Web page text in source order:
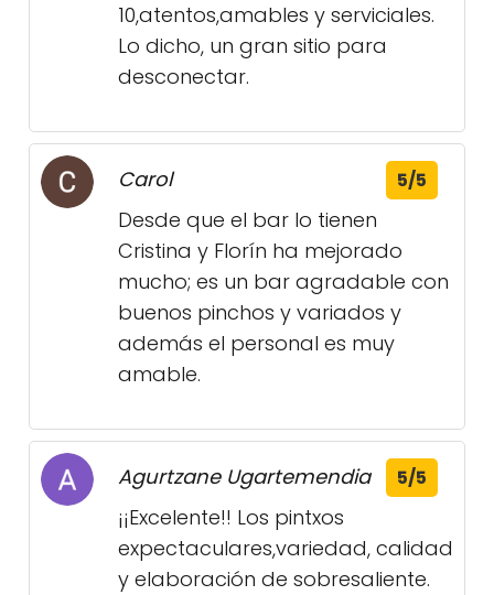
10,atentos,amables y serviciales.
Lo dicho, un gran sitio para
desconectar.
Carol 5/5
Desde que el bar lo tienen
Cristina y Florín ha mejorado
mucho; es un bar agradable con
buenos pinchos y variados y
además el personal es muy
amable.
Agurtzane Ugartemendia 5/5
¡¡Excelente!! Los pintxos
expectaculares,variedad, calidad
y elaboración de sobresaliente.